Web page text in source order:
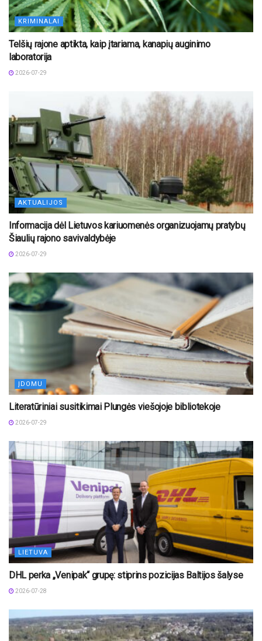
KRIMINALAI
Telšių rajone aptikta, kaip įtariama, kanapių auginimo
laboratorija
2026-07-29
AKTUALIJOS
Informacija dėl Lietuvos kariuomenės organizuojamų pratybų
Šiaulių rajono savivaldybėje
2026-07-29
ĮDOMU
Literatūriniai susitikimai Plungės viešojoje bibliotekoje
2026-07-29
LIETUVA
DHL perka „Venipak“ grupę: stiprins pozicijas Baltijos šalyse
2026-07-28